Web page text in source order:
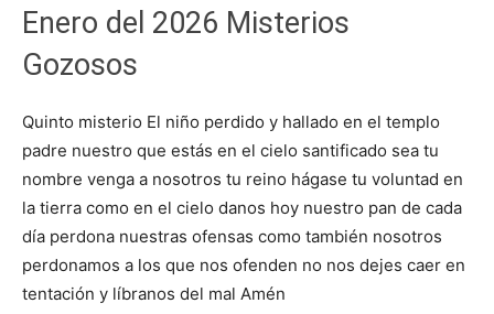
Enero del 2026 Misterios
Gozosos
Quinto misterio El niño perdido y hallado en el templo
padre nuestro que estás en el cielo santificado sea tu
nombre venga a nosotros tu reino hágase tu voluntad en
la tierra como en el cielo danos hoy nuestro pan de cada
día perdona nuestras ofensas como también nosotros
perdonamos a los que nos ofenden no nos dejes caer en
tentación y líbranos del mal Amén